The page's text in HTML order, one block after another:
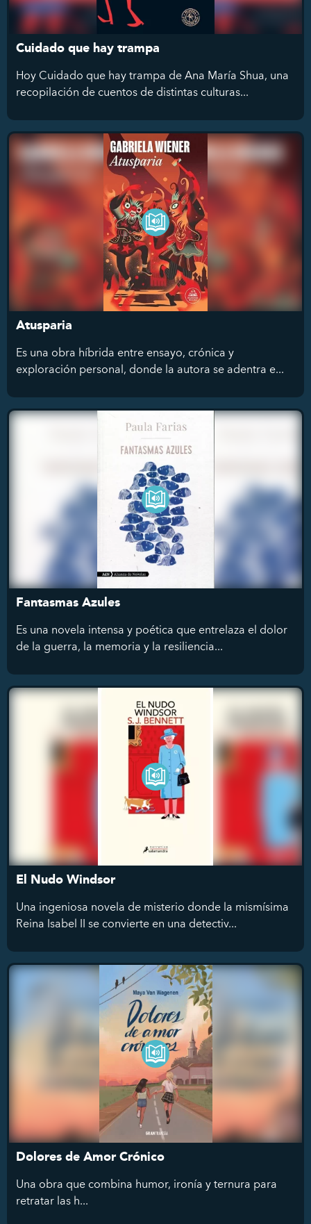
Cuidado que hay trampa
Hoy Cuidado que hay trampa de Ana María Shua, una
recopilación de cuentos de distintas culturas...
Atusparia
Es una obra híbrida entre ensayo, crónica y
exploración personal, donde la autora se adentra e...
Fantasmas Azules
Es una novela intensa y poética que entrelaza el dolor
de la guerra, la memoria y la resiliencia...
El Nudo Windsor
Una ingeniosa novela de misterio donde la mismísima
Reina Isabel II se convierte en una detectiv...
Dolores de Amor Crónico
Una obra que combina humor, ironía y ternura para
retratar las h...